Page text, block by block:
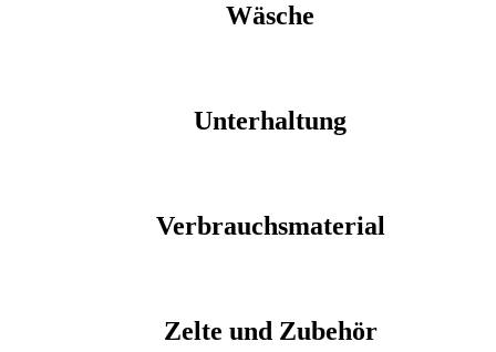
Wäsche
Unterhaltung
Verbrauchsmaterial
Zelte und Zubehör